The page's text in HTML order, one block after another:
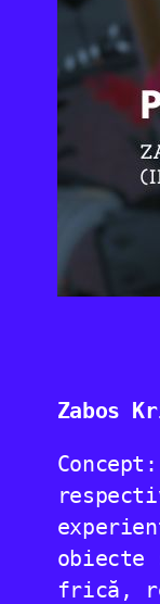
Zabos
obiecte
frică,